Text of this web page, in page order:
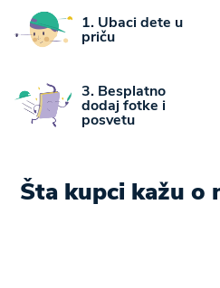
ispali iz gnezda, zaustaviće
naučiće šta zapravo znači
1. Ubaci dete u
priču
3. Besplatno
dodaj fotke i
posvetu
Šta kupci kažu o